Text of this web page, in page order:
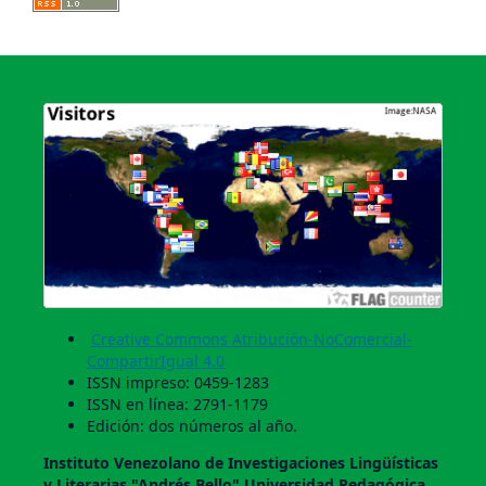
Creative Commons Atribución-NoComercial-
CompartirIgual 4.0
ISSN impreso: 0459-1283
ISSN en línea: 2791-1179
Edición: dos números al año.
Instituto Venezolano de Investigaciones Lingüí­sticas